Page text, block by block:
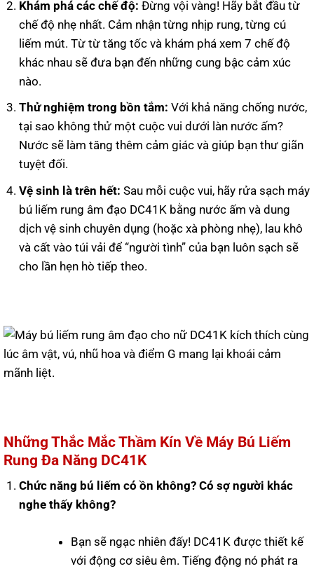
Khám phá các chế độ: Đừng vội vàng! Hãy bắt đầu từ
chế độ nhẹ nhất. Cảm nhận từng nhịp rung, từng cú
liếm mút. Từ từ tăng tốc và khám phá xem 7 chế độ
khác nhau sẽ đưa bạn đến những cung bậc cảm xúc
nào.
Thử nghiệm trong bồn tắm: Với khả năng chống nước,
tại sao không thử một cuộc vui dưới làn nước ấm?
Nước sẽ làm tăng thêm cảm giác và giúp bạn thư giãn
tuyệt đối.
Vệ sinh là trên hết: Sau mỗi cuộc vui, hãy rửa sạch máy
bú liếm rung âm đạo DC41K bằng nước ấm và dung
dịch vệ sinh chuyên dụng (hoặc xà phòng nhẹ), lau khô
và cất vào túi vải để “người tình” của bạn luôn sạch sẽ
cho lần hẹn hò tiếp theo.
Những Thắc Mắc Thầm Kín Về Máy Bú Liếm
Rung Đa Năng DC41K
Chức năng bú liếm có ồn không? Có sợ người khác
nghe thấy không?
Bạn sẽ ngạc nhiên đấy! DC41K được thiết kế
với động cơ siêu êm. Tiếng động nó phát ra